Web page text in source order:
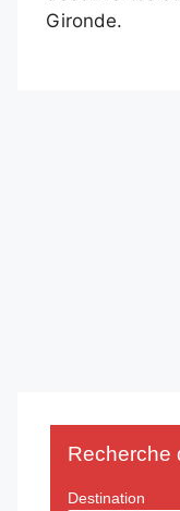
Gironde.
Recherche
Destination